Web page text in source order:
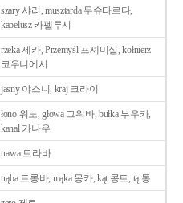
szary 샤리, musztarda 무슈타르다,
kapelusz 카펠루시
rzeka 제카, Przemyśl 프셰미실, kołnierz
코우니에시
jasny 야스니, kraj 크라이
łono 워노, głowa 그워바, bułka 부우카,
kanał 카나우
trawa 트라바
trąba 트롱바, mąka 몽카, kąt 콩트, tą 통